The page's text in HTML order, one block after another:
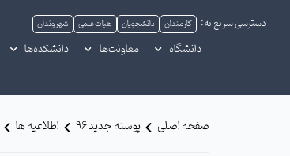
دسترسی سریع به: کارمندان دانشجویان هیات علمی شهروندان
دانشگاه معاونت‌ها دانشکده‌ها
صفحه اصلی پوسته جدید 96 اطلاعیه ها